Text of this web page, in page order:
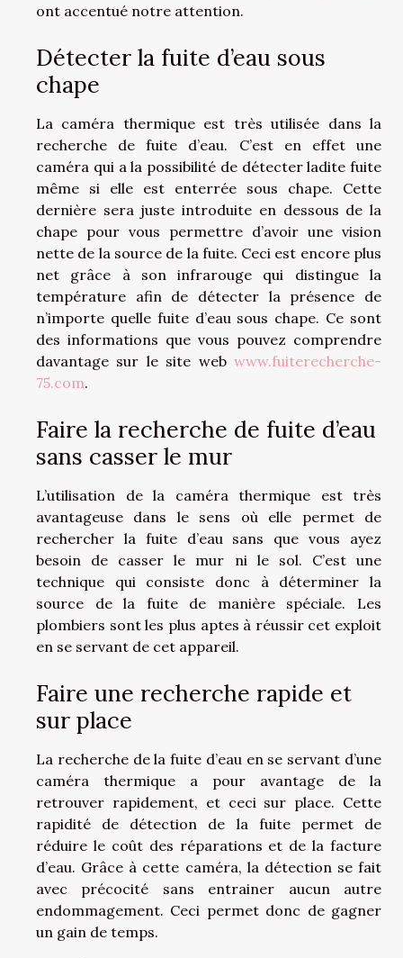
ont accentué notre attention.
Détecter la fuite d’eau sous
chape
La caméra thermique est très utilisée dans la
recherche de fuite d’eau. C’est en effet une
caméra qui a la possibilité de détecter ladite fuite
même si elle est enterrée sous chape. Cette
dernière sera juste introduite en dessous de la
chape pour vous permettre d’avoir une vision
nette de la source de la fuite. Ceci est encore plus
net grâce à son infrarouge qui distingue la
température afin de détecter la présence de
n’importe quelle fuite d’eau sous chape. Ce sont
des informations que vous pouvez comprendre
davantage sur le site web www.fuiterecherche-
75.com.
Faire la recherche de fuite d’eau
sans casser le mur
L’utilisation de la caméra thermique est très
avantageuse dans le sens où elle permet de
rechercher la fuite d’eau sans que vous ayez
besoin de casser le mur ni le sol. C’est une
technique qui consiste donc à déterminer la
source de la fuite de manière spéciale. Les
plombiers sont les plus aptes à réussir cet exploit
en se servant de cet appareil.
Faire une recherche rapide et
sur place
La recherche de la fuite d’eau en se servant d’une
caméra thermique a pour avantage de la
retrouver rapidement, et ceci sur place. Cette
rapidité de détection de la fuite permet de
réduire le coût des réparations et de la facture
d’eau. Grâce à cette caméra, la détection se fait
avec précocité sans entrainer aucun autre
endommagement. Ceci permet donc de gagner
un gain de temps.